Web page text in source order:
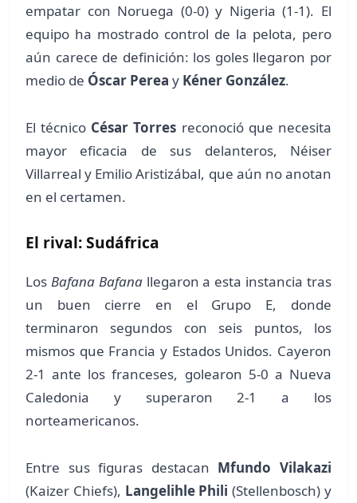
empatar con Noruega (0-0) y Nigeria (1-1). El
equipo ha mostrado control de la pelota, pero
aún carece de definición: los goles llegaron por
medio de Óscar Perea y Kéner González.
El técnico César Torres reconoció que necesita
mayor eficacia de sus delanteros, Néiser
Villarreal y Emilio Aristizábal, que aún no anotan
en el certamen.
El rival: Sudáfrica
Los Bafana Bafanallegaron a esta instancia tras
un buen cierre en el Grupo E, donde
terminaron segundos con seis puntos, los
mismos que Francia y Estados Unidos. Cayeron
2-1 ante los franceses, golearon 5-0 a Nueva
Caledonia y superaron 2-1 a los
norteamericanos.
Entre sus figuras destacan Mfundo Vilakazi
(Kaizer Chiefs), Langelihle Phili (Stellenbosch) y